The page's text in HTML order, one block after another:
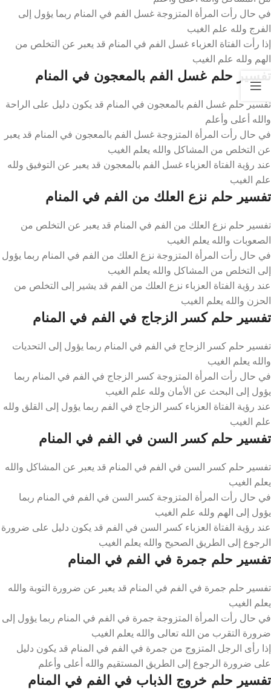
في حال رأت المرأة المتزوجة غسل الفم في المنام ربما يؤول إلى
الفرج ولله علم الغيب
إذا رأت الفتاة العزباء غسل الفم في المنام قد يعبر عن التخلص من
الهم ولله علم الغيب
تفسير حلم غسل الفم بالمعجون في المنام
تفسير حلم غسل الفم بالمعجون في المنام قد يكون دليل على الراحة
والله أعلى وأعلم
في حال رأت المرأة المتزوجة غسل الفم بالمعجون في المنام قد يعبر
عن التخلص من المشاكل والله يعلم الغيب
عند رؤية الفتاة العزباء غسل الفم بالمعجون قد يعبر عن التوفيق ولله
علم الغيب
تفسير حلم نزع العلك من الفم في المنام
تفسير حلم نزع العلك من الفم في المنام قد يعبر عن التخلص من
الصعوبات والله يعلم الغيب
في حال رأت المرأة المتزوجة نزع العلك من الفم في المنام ربما يؤول
إلى التخلص من المشاكل والله يعلم الغيب
عند رؤية الفتاة العزباء نزع العلك من الفم قد يشير إلى التخلص من
الحزن والله يعلم الغيب
تفسير حلم كسر الزجاج في الفم في المنام
تفسير حلم كسر الزجاج في الفم في المنام ربما يؤول إلى التحديات
والله يعلم الغيب
في حال رأت المرأة المتزوجة كسر الزجاج في الفم في المنام ربما
يؤول إلى البحث عن الأمان ولله علم الغيب
عند رؤية الفتاة العزباء كسر الزجاج في الفم ربما يؤول إلى القلق ولله
علم الغيب
تفسير حلم كسر السن في الفم في المنام
تفسير حلم كسر السن في الفم في المنام قد يعبر عن المشاكل والله
يعلم الغيب
في حال رأت المرأة المتزوجة كسر السن في الفم في المنام ربما
يؤول إلى الهم ولله علم الغيب
عند رؤية الفتاة العزباء كسر السن في الفم قد يكون دليل على ضرورة
الرجوع إلى الطريق الصحيح والله يعلم الغيب
تفسير حلم جمرة في الفم في المنام
تفسير حلم جمرة في الفم في المنام قد يعبر عن ضرورة التوبة والله
يعلم الغيب
في حال رأت المرأة المتزوجة جمرة في الفم في المنام ربما يؤول إلى
ضرورة التقرب من الله تعالى والله يعلم الغيب
إذا رأى الرجل المتزوج من جمرة في الفم في المنام قد يكون دليل
على ضرورة الرجوع إلى الطريق المستقيم والله أعلى وأعلم
تفسير حلم خروج الذباب في الفم في المنام